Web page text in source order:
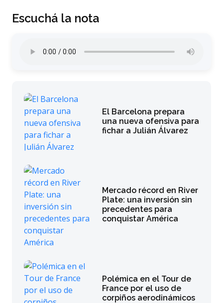
Escuchá la nota
El Barcelona prepara
una nueva ofensiva para
fichar a Julián Álvarez
Mercado récord en River
Plate: una inversión sin
precedentes para
conquistar América
Polémica en el Tour de
France por el uso de
corpiños aerodinámicos